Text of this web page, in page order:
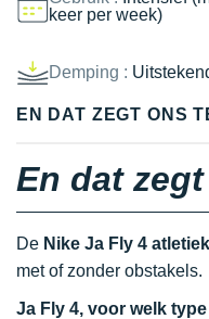
keer per week)
Demping :
EN DAT ZEGT ONS
En dat
De Nike Ja Fly 4
met of zonder obstakels.
Ja Fly 4, voor welk